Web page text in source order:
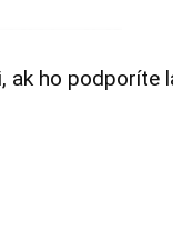
ak ho podporíte